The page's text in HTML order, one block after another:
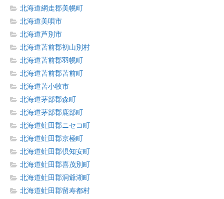
北海道網走郡美幌町
北海道美唄市
北海道芦別市
北海道苫前郡初山別村
北海道苫前郡羽幌町
北海道苫前郡苫前町
北海道苫小牧市
北海道茅部郡森町
北海道茅部郡鹿部町
北海道虻田郡ニセコ町
北海道虻田郡京極町
北海道虻田郡倶知安町
北海道虻田郡喜茂別町
北海道虻田郡洞爺湖町
北海道虻田郡留寿都村